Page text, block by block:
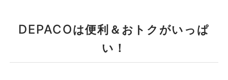
DEPACOは便利＆おトクがいっぱ
い！